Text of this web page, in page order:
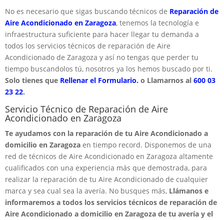
No es necesario que sigas buscando técnicos de Reparación de
Aire Acondicionado en Zaragoza, tenemos la tecnología e
infraestructura suficiente para hacer llegar tu demanda a
todos los servicios técnicos de reparación de Aire
Acondicionado de Zaragoza y así no tengas que perder tu
tiempo buscandolos tú, nosotros ya los hemos buscado por ti.
Solo tienes que Rellenar el Formulario. o Llamarnos al 600 03
23 22.
Servicio Técnico de Reparación de Aire
Acondicionado en Zaragoza
Te ayudamos con la reparación de tu Aire Acondicionado a
domicilio en Zaragoza en tiempo record. Disponemos de una
red de técnicos de Aire Acondicionado en Zaragoza altamente
cualificados con una experiencia más que demostrada, para
realizar la reparación de tu Aire Acondicionado de cualquier
marca y sea cual sea la avería. No busques más, Llámanos e
informaremos a todos los servicios técnicos de reparación de
Aire Acondicionado a domicilio en Zaragoza de tu avería y el